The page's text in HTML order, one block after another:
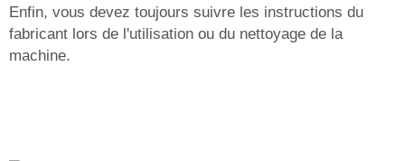
Enfin, vous devez toujours suivre les instructions du
fabricant lors de l'utilisation ou du nettoyage de la
machine.